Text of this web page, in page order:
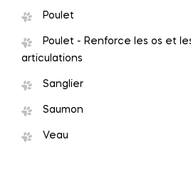
Poulet
Poulet - Renforce les os et
articulations
Sanglier
Saumon
Veau